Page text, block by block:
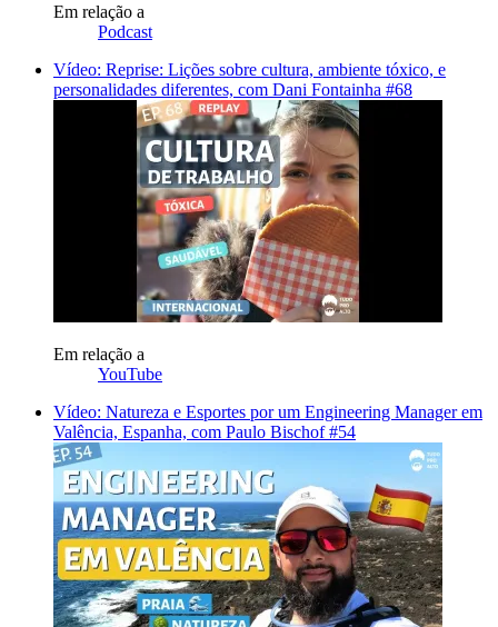
Em relação a
Podcast
Vídeo: Reprise: Lições sobre cultura, ambiente tóxico, e
personalidades diferentes, com Dani Fontainha #68
Em relação a
YouTube
Vídeo: Natureza e Esportes por um Engineering Manager em
Valência, Espanha, com Paulo Bischof #54